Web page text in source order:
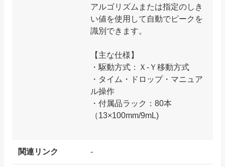
アルゴリズムまたは指定のしき
い値を使用して自動でピークを
識別できます。
【主な仕様】
・駆動方式：Ｘ-Ｙ移動方式
・タイム・ドロップ・マニュア
ル操作
・付属品ラック：80本
（13×100mm/9mL)
関連リンク -